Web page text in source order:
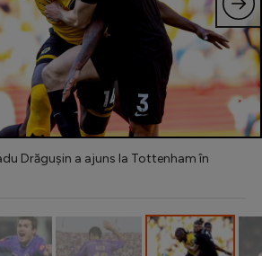
1
Drăgușin a ajuns la Tottenham în